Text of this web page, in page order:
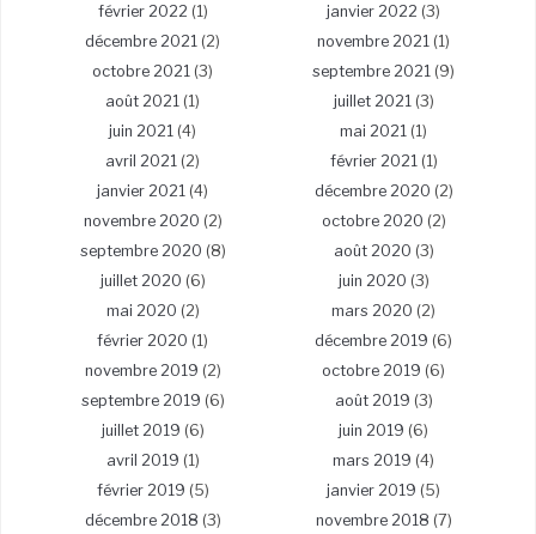
février 2022 (1) janvier 2022 (3)
décembre 2021 (2) novembre 2021 (1)
octobre 2021 (3) septembre 2021 (9)
août 2021 (1) juillet 2021 (3)
juin 2021 (4) mai 2021 (1)
avril 2021 (2) février 2021 (1)
janvier 2021 (4) décembre 2020 (2)
novembre 2020 (2) octobre 2020 (2)
septembre 2020 (8) août 2020 (3)
juillet 2020 (6) juin 2020 (3)
mai 2020 (2) mars 2020 (2)
février 2020 (1) décembre 2019 (6)
novembre 2019 (2) octobre 2019 (6)
septembre 2019 (6) août 2019 (3)
juillet 2019 (6) juin 2019 (6)
avril 2019 (1) mars 2019 (4)
février 2019 (5) janvier 2019 (5)
décembre 2018 (3) novembre 2018 (7)